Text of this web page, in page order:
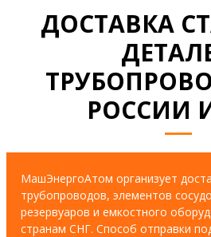
ДОСТАВКА
РОССИИ
МашЭнергоАтом организует
трубопроводов, элементов
резервуаров и емкостного
странам СНГ. Способ отправки